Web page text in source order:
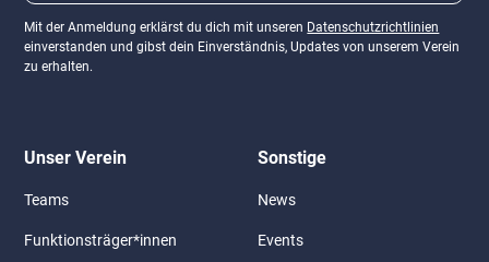
Mit der Anmeldung erklärst du dich mit unseren Datenschutzrichtlinien
einverstanden und gibst dein Einverständnis, Updates von unserem Verein
zu erhalten.
Unser Verein
Teams
Funktionsträger*innen
Sonstige
News
Events